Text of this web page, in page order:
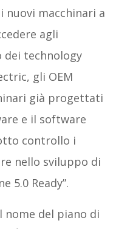
macchinari a
agli
dei technology
gli OEM
già progettati
e il software
controllo i
nello sviluppo di
5.0 Ready”.
nome del piano di